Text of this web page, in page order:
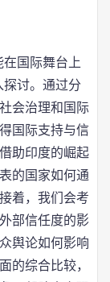
国际舞台上
讨。通过分
会治理和国际
国际支持与信
助印度的崛起
的国家如何通
着，我们会考
部信任度的影
舆论如何影响
的综合比较，